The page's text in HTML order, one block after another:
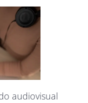
audiovisual